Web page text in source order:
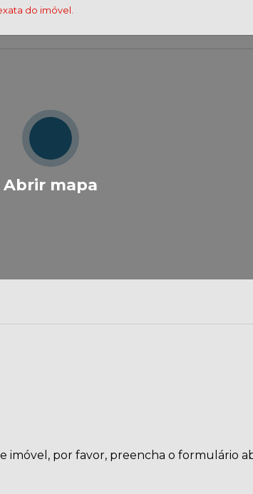
do imóvel.
Abrir mapa
imóvel, por favor, preencha o formulário